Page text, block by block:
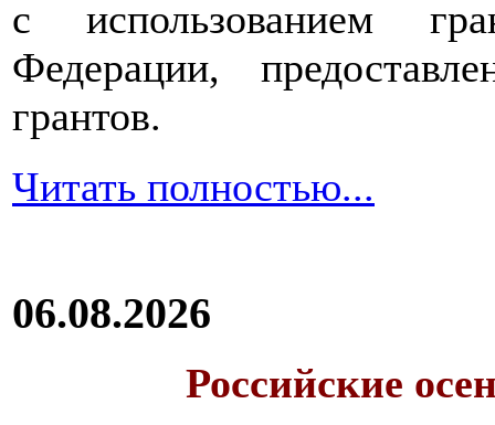
с использованием
Федерации,
грантов.
Читать полностью...
06.08.2026
Российские